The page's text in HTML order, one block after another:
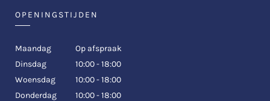
OPENINGSTIJDEN
Maandag
Op afspraak
Dinsdag
10:00 - 18:00
Woensdag
10:00 - 18:00
Donderdag
10:00 - 18:00